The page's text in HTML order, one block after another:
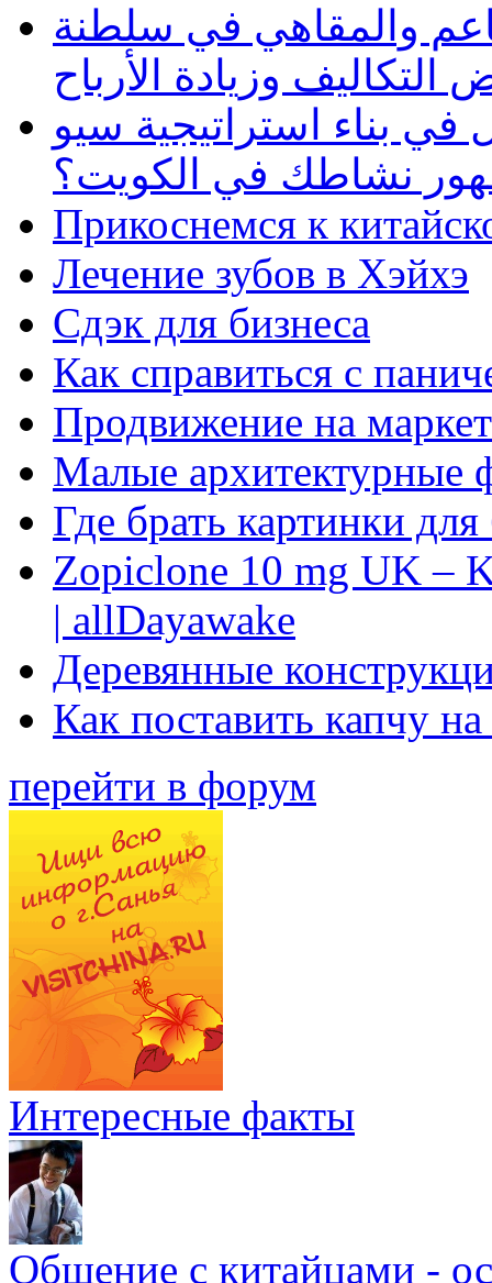
والمقاهي في سلطنة
وزيادة الأرباح
بناء استراتيجية سيو
نشاطك في الكويت؟
Прикоснемся к
Лечение зубов в Хэйхэ
Сдэк для бизнеса
Как справиться с
Продвижение на
Малые архитектурные
Где брать картинки
Zopiclone 10 mg UK –
| allDayawake
Деревянные
Как поставить капчу
перейти в форум
Интересные факты
Общение с китайцами -